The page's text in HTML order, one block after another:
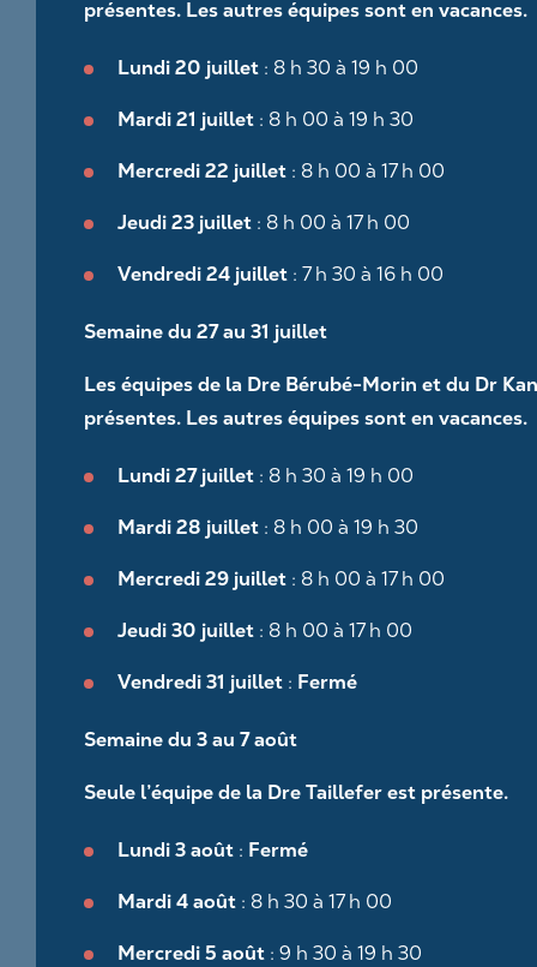
Goût pratiquement identique au sucre
prononcé
Réponse glycémique très faible
Apport calorique réduit de moitié
présentes. Les autres équipes sont en vacances.
Lundi 20 juillet: 8 h 30 à 19 h 00
Mardi 21 juillet: 8 h 00 à 19 h 30
Mercredi 22 juillet: 8 h 00 à 17 h 00
Jeudi 23 juillet: 8 h 00 à 17 h 00
Vendredi 24 juillet: 7 h 30 à 16 h 00
Semaine du 27 au 31 juillet
Les équipes de la Dre Bérubé-Morin et du Dr
présentes. Les autres équipes sont en vacances.
Lundi 27 juillet: 8 h 30 à 19 h 00
Mardi 28 juillet: 8 h 00 à 19 h 30
Mercredi 29 juillet: 8 h 00 à 17 h 00
Jeudi 30 juillet: 8 h 00 à 17 h 00
Vendredi 31 juillet: Fermé
Semaine du 3 au 7 août
Seule l’équipe de la Dre Taillefer est présente.
Lundi 3 août: Fermé
Mardi 4 août: 8 h 30 à 17 h 00
Mercredi 5 août: 9 h 30 à 19 h 30